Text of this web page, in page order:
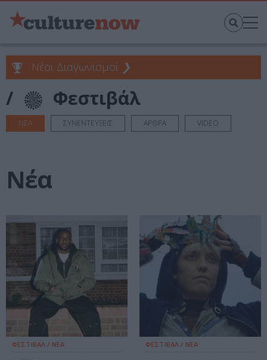
Νέοι Διαγωνισμοί ❯
/ Φεστιβάλ
ΝΕΑ ΣΥΝΕΝΤΕΥΞΕΙΣ ΑΡΘΡΑ VIDEO
Νέα
ΦΕΣΤΙΒΑΛ / ΝΕΑ ΦΕΣΤΙΒΑΛ / ΝΕΑ